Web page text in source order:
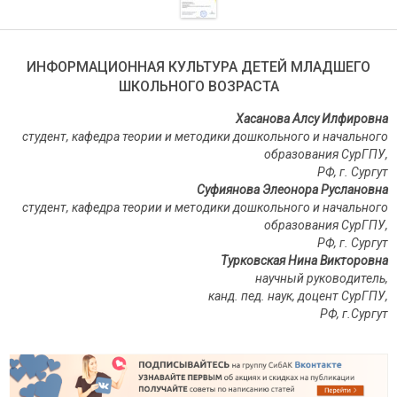
ИНФОРМАЦИОННАЯ КУЛЬТУРА ДЕТЕЙ МЛАДШЕГО
ШКОЛЬНОГО ВОЗРАСТА
Хасанова Алсу Илфировна
студент, кафедра теории и методики дошкольного и начального
образования СурГПУ,
РФ, г. Сургут
Суфиянова Элеонора Руслановна
студент, кафедра теории и методики дошкольного и начального
образования СурГПУ,
РФ, г. Сургут
Турковская Нина Викторовна
научный руководитель,
канд. пед. наук, доцент СурГПУ,
РФ, г.Сургут